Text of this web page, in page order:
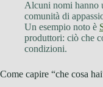
Alcuni nomi hanno
comunità di
Un esempio noto è
produttori: ciò che
condizioni.
Come capire “che cosa